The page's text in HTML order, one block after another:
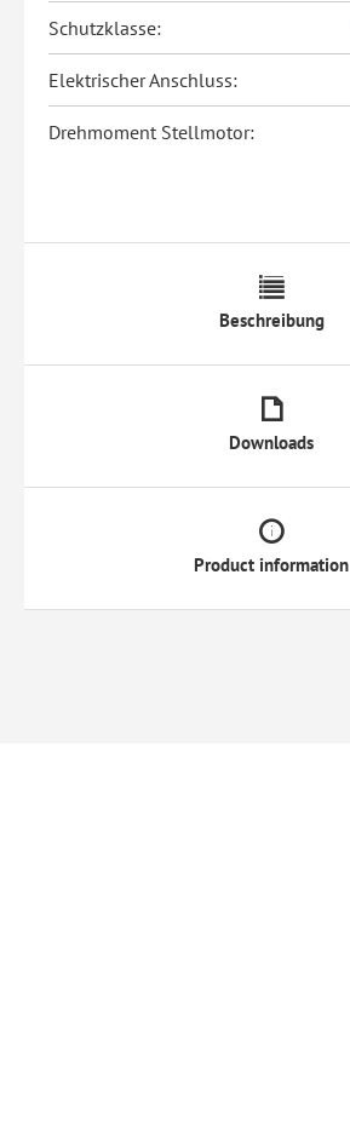
Schutzklasse:
Elektrischer Anschluss:
Drehmoment Stellmotor:
Beschreibung
Downloads
Product information